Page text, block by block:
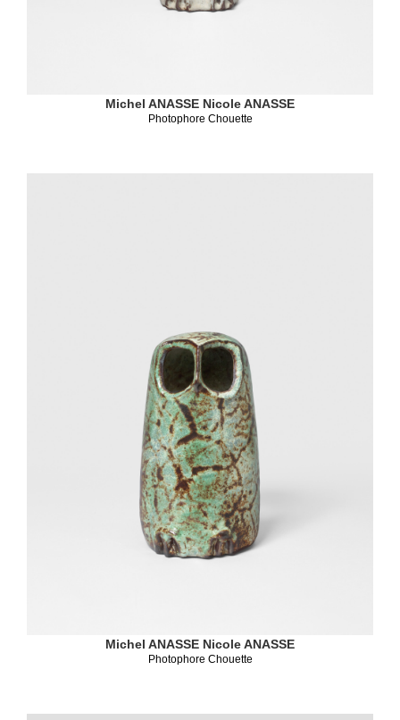
Michel ANASSE Nicole ANASSE
Photophore Chouette
Michel ANASSE Nicole ANASSE
Photophore Chouette